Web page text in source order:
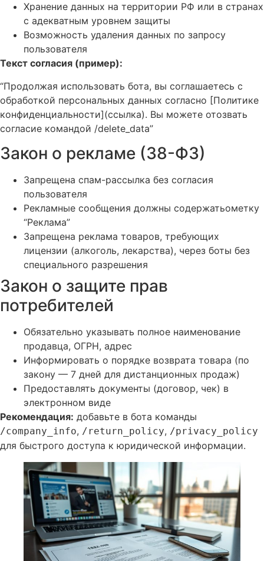
Хранение данных на территории РФ или в странах
с адекватным уровнем защиты
Возможность удаления данных по запросу
пользователя
Текст согласия (пример):
“Продолжая использовать бота, вы соглашаетесь с
обработкой персональных данных согласно [Политике
конфиденциальности](ссылка). Вы можете отозвать
согласие командой /delete_data”
Закон о рекламе (38-ФЗ)
Запрещена спам-рассылка без согласия
пользователя
Рекламные сообщения должны содержатьометку
“Реклама”
Запрещена реклама товаров, требующих
лицензии (алкоголь, лекарства), через боты без
специального разрешения
Закон о защите прав
потребителей
Обязательно указывать полное наименование
продавца, ОГРН, адрес
Информировать о порядке возврата товара (по
закону — 7 дней для дистанционных продаж)
Предоставлять документы (договор, чек) в
электронном виде
Рекомендация: добавьте в бота команды
/company_info, /return_policy, /privacy_policy
для быстрого доступа к юридической информации.